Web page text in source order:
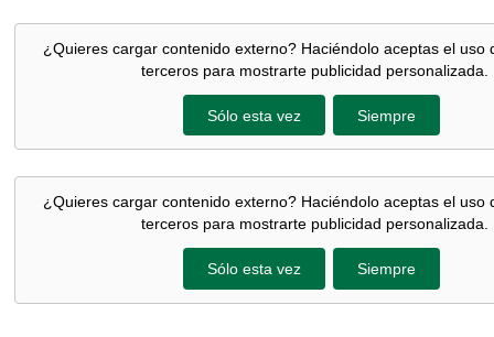
¿Quieres cargar contenido externo? Haciéndolo aceptas el uso
terceros para mostrarte publicidad personalizada.
Sólo esta vez Siempre
¿Quieres cargar contenido externo? Haciéndolo aceptas el uso
terceros para mostrarte publicidad personalizada.
Sólo esta vez Siempre